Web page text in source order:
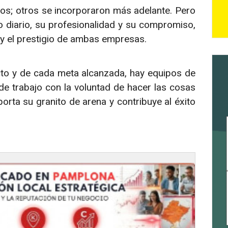
otros se incorporaron más adelante. Pero
su profesionalidad y su compromiso,
el prestigio de ambas empresas.
y de cada meta alcanzada, hay equipos de
trabajo con la voluntad de hacer las cosas
su granito de arena y contribuye al éxito